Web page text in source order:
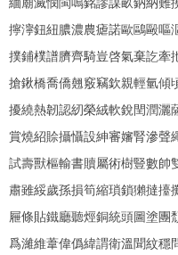
擰濘鈕紐膿濃農瘧諾歐鷗毆嘔
撲鋪樸譜臍齊騎豈啓氣棄訖牽
搶鍬橋喬僑翹竅竊欽親輕氫傾
擾繞熱韌認紉榮絨軟銳閏潤灑
賞燒紹賒攝懾設紳審嬸腎滲聲
試壽獸樞輸書贖屬術樹豎數帥
肅雖綏歲孫損筍縮瑣鎖獺撻擡
屜條貼鐵廳聽烴銅統頭圖塗團
爲濰維葦偉僞緯謂衛溫聞紋穩